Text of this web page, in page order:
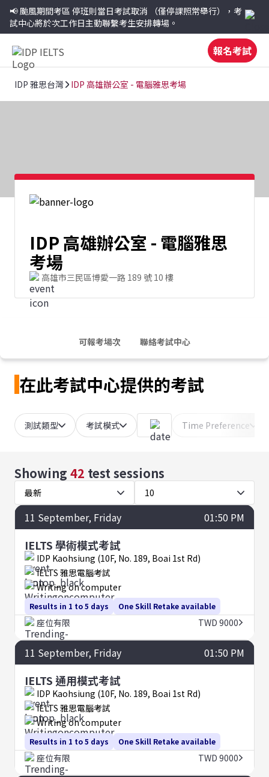
📢 颱風期間考區 停班則當日考試取消
（僅停課照常舉行），考
試中心將於次工作日主動聯繫考生安排轉場。
報名考試
IDP 雅思台灣 IDP 高雄辦公室 - 電腦雅思考場
IDP 高雄辦公室 - 電腦雅思
考場
高雄市三民區博愛一路 189 號 10 樓
可報考場次 聯絡考試中心
在此考試中心提供的考試
測試類型 考試模式 Time Preference
Showing 42 test sessions
最新 10
11 September, Friday 01:50 PM
IELTS 學術模式考試
IDP Kaohsiung (10F, No. 189, Boai 1st Rd)
Results in 1 to 5 days
IELTS 雅思電腦考試
Writing on computer
One Skill Retake available
座位有限 TWD 9000
11 September, Friday 01:50 PM
IELTS 通用模式考試
IDP Kaohsiung (10F, No. 189, Boai 1st Rd)
Results in 1 to 5 days
IELTS 雅思電腦考試
Writing on computer
One Skill Retake available
座位有限 TWD 9000